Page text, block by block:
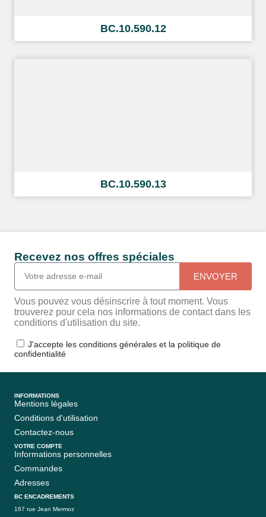
BC.10.590.12
BC.10.590.13
Recevez nos offres spéciales
Vous pouvez vous désinscrire à tout moment. Vous
trouverez pour cela nos informations de contact dans les
conditions d'utilisation du site.
J'accepte les conditions générales et la politique de
confidentialité
ENVOYER
INFORMATIONS
Mentions légales
Conditions d'utilisation
Contactez-nous
VOTRE COMPTE
Informations personnelles
Commandes
Adresses
BC ENCADREMENTS
167 rue Jean Mermoz